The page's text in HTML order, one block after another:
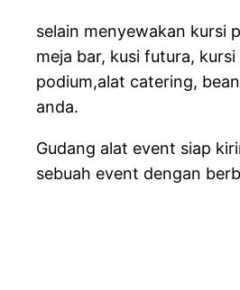
selain menyewakan kursi
meja bar, kusi futura,
podium,alat catering,
anda.
Gudang alat event siap
sebuah event dengan